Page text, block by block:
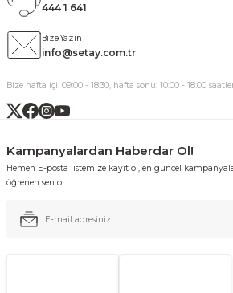
444 1 641
Bize Yazın
info@setay.com.tr
Bize hafta içi: 09:00 - 18:30, hafta sonu: 10:00 - 18:00
Kampanyalardan Haberdar Ol!
Hemen E-posta listemize kayıt ol, en güncel
öğrenen sen ol.